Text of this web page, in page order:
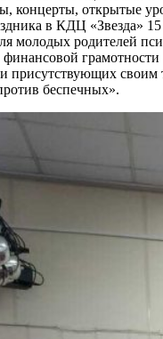
концерты, открытые
в КДЦ «Звезда»
молодых родителей
своим
беспечных».